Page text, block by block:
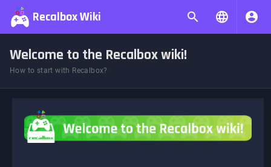
Recalbox Wiki
Welcome to the Recalbox wiki!
How to start with Recalbox?